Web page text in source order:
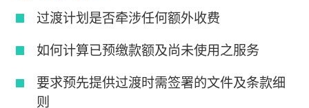
过渡计划是否牵涉任何额外收费
如何计算已预缴款额及尚未使用之服务
要求预先提供过渡时需签署的文件及条款细
则